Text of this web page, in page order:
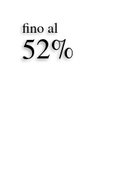
fino al
52%